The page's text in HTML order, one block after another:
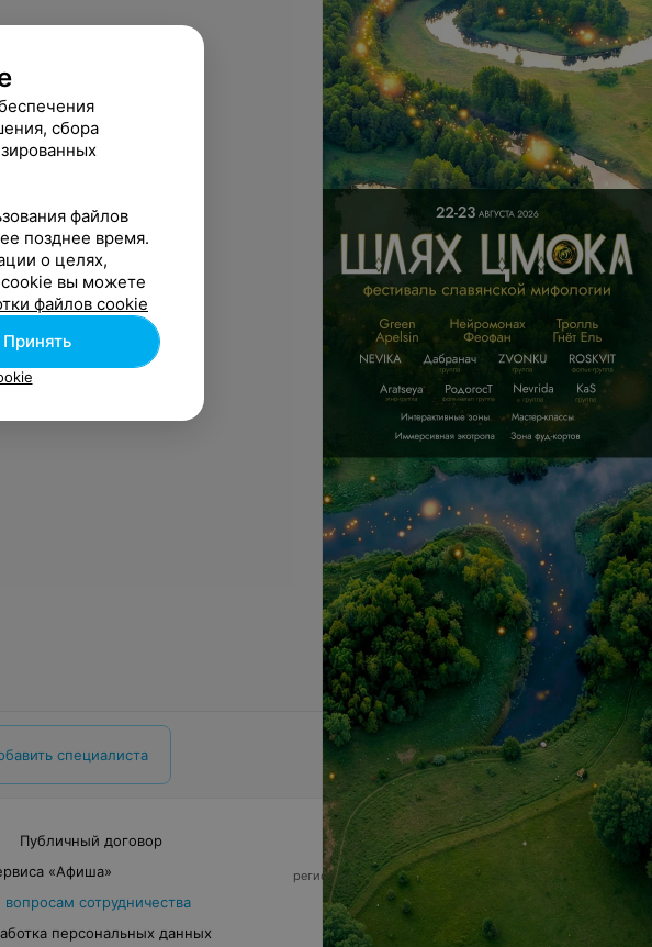
специалиста
Публичный договор
«Афиша»
вопросам сотрудничества
персональных данных
© 2026 ООО «Артокс Лаб», УНП 191700409,
регистрирующий орган - Минский горисполком
220012, Республика Беларусь, г. Минск,
улица Толбухина, 2, пом. 16 | info@relax.by
сбора
файлов
позднее время.
о целях,
cookie вы можете
файлов cookie
Принять